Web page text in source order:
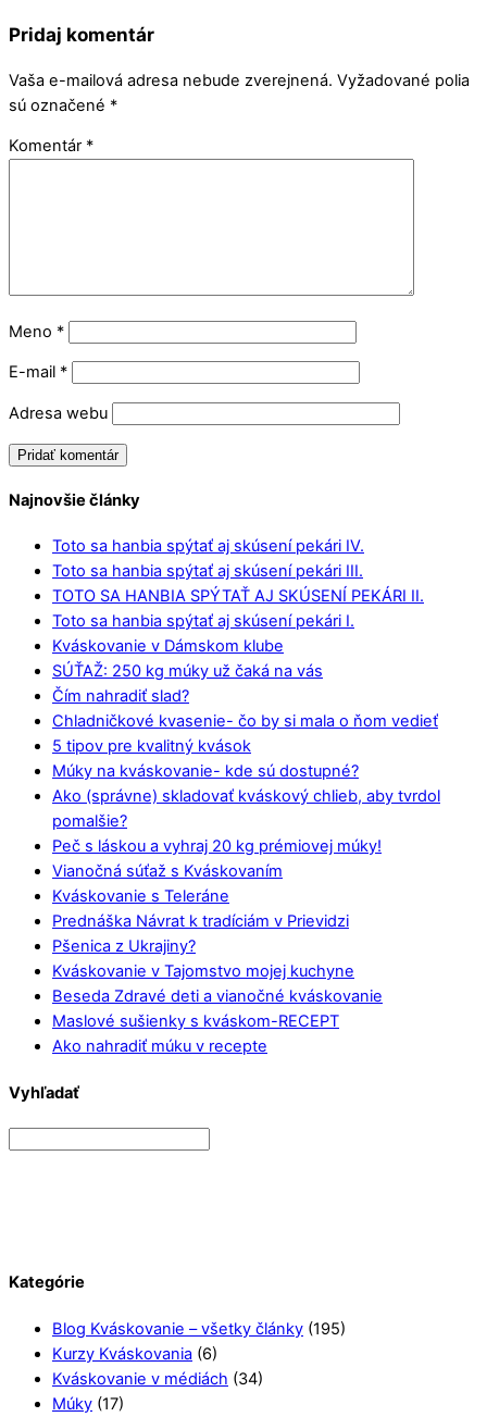
Pridaj komentár
Vaša e-mailová adresa nebude zverejnená. Vyžadované polia
sú označené *
Komentár *
Meno *
E-mail *
Adresa webu
Najnovšie články
Toto sa hanbia spýtať aj skúsení pekári IV.
Toto sa hanbia spýtať aj skúsení pekári III.
TOTO SA HANBIA SPÝTAŤ AJ SKÚSENÍ PEKÁRI II.
Toto sa hanbia spýtať aj skúsení pekári I.
Kváskovanie v Dámskom klube
SÚŤAŽ: 250 kg múky už čaká na vás
Čím nahradiť slad?
Chladničkové kvasenie- čo by si mala o ňom vedieť
5 tipov pre kvalitný kvások
Múky na kváskovanie- kde sú dostupné?
Ako (správne) skladovať kváskový chlieb, aby tvrdol
pomalšie?
Peč s láskou a vyhraj 20 kg prémiovej múky!
Vianočná súťaž s Kváskovaním
Kváskovanie s Teleráne
Prednáška Návrat k tradíciám v Prievidzi
Pšenica z Ukrajiny?
Kváskovanie v Tajomstvo mojej kuchyne
Beseda Zdravé deti a vianočné kváskovanie
Maslové sušienky s kváskom-RECEPT
Ako nahradiť múku v recepte
Vyhľadať
Kategórie
Blog Kváskovanie – všetky články (195)
Kurzy Kváskovania (6)
Kváskovanie v médiách (34)
Múky (17)